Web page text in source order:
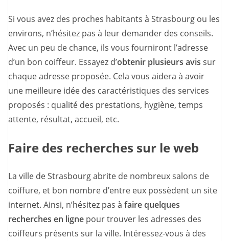
Si vous avez des proches habitants à Strasbourg ou les
environs, n’hésitez pas à leur demander des conseils.
Avec un peu de chance, ils vous fourniront l’adresse
d’un bon coiffeur. Essayez d’obtenir plusieurs avis sur
chaque adresse proposée. Cela vous aidera à avoir
une meilleure idée des caractéristiques des services
proposés : qualité des prestations, hygiène, temps
attente, résultat, accueil, etc.
Faire des recherches sur le web
La ville de Strasbourg abrite de nombreux salons de
coiffure, et bon nombre d’entre eux possèdent un site
internet. Ainsi, n’hésitez pas à faire quelques
recherches en ligne pour trouver les adresses des
coiffeurs présents sur la ville. Intéressez-vous à des